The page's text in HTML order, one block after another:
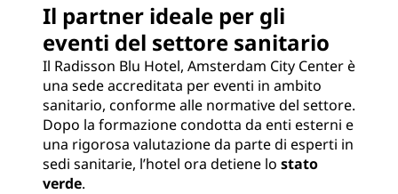
Il partner ideale per gli
eventi del settore sanitario
Il Radisson Blu Hotel, Amsterdam City Center è
una sede accreditata per eventi in ambito
sanitario, conforme alle normative del settore.
Dopo la formazione condotta da enti esterni e
una rigorosa valutazione da parte di esperti in
sedi sanitarie, l’hotel ora detiene lo stato
verde.